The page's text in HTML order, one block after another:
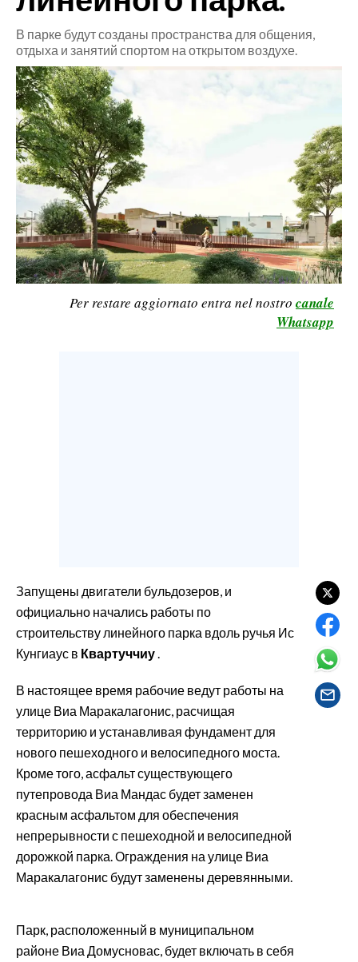
POLITICA
ECONOMIA
SERVIZI ALLE IMPRESE
LAVORO
BANDI
SPORT IN SARDEGNA
SPORT
RISULTATI E CLASSIFICHE
CALCIO
CALCIO REGIONALE
EVENTI
INSULARITÀ
FOTO
VIDEO
INFO AZIENDE
ABBONATI
NECROLOGI
STORE
В парке будут созданы пространства для общения,
отдыха и занятий спортом на открытом воздухе.
Per restare aggiornato entra nel nostro canale
Whatsapp
Запущены двигатели бульдозеров, и
официально начались работы по
строительству линейного парка вдоль ручья Ис
Кунгиаус в Квартуччиу
В настоящее время рабочие ведут работы на
улице Виа Маракалагонис, расчищая
территорию и устанавливая фундамент для
нового пешеходного и велосипедного моста.
Кроме того, асфальт существующего
путепровода Виа Мандас будет заменен
красным асфальтом для обеспечения
непрерывности с пешеходной и велосипедной
дорожкой парка. Ограждения на улице Виа
Маракалагонис будут заменены деревянными.
Парк, расположенный в муниципальном
районе Виа Домусновас, будет включать в себя